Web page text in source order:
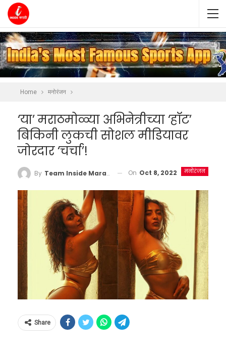
Home मनोरंजन
‘या’ मराठमोळ्या अभिनेत्रीच्या ‘हॉट’
बिकिनी लुकची सोशल मीडियावर
जोरदार ‘चर्चा’!
मनोरंजन
By Team Inside Marathi On Oct 8, 2022
Share